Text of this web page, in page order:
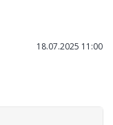
18.07.2025 11:00